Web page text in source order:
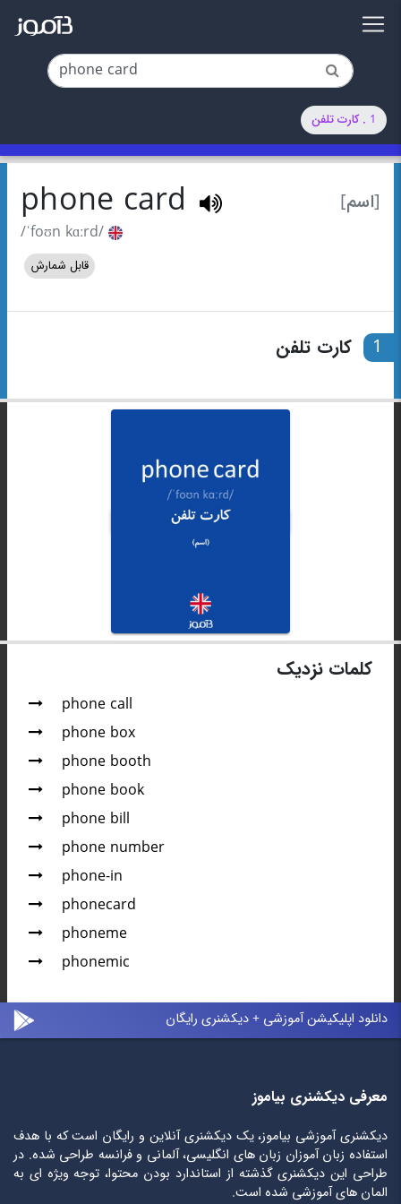
1 . کارت تلفن
[اسم] phone card
/ˈfoʊn kɑːrd/
قابل شمارش
1 کارت تلفن
کلمات نزدیک
phone call
phone box
phone booth
phone book
phone bill
phone number
phone-in
phonecard
phoneme
phonemic
دانلود اپلیکیشن آموزشی + دیکشنری رایگان
معرفی دیکشنری بیاموز
دیکشنری آموزشی بیاموز، یک دیکشنری آنلاین و رایگان است که با هدف
استفاده زبان آموزان زبان های انگلیسی، آلمانی و فرانسه طراحی شده. در
طراحی این دیکشنری گذشته از استاندارد بودن محتوا، توجه ویژه ای به
المان های آموزشی شده است.